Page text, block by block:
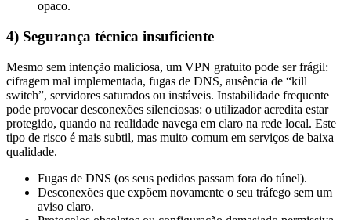
cifragem mal implementada, fugas de DNS, ausência de “kill
switch”, servidores saturados ou instáveis. Instabilidade frequente
pode provocar desconexões silenciosas: o utilizador acredita estar
protegido, quando na realidade navega em claro na rede local. Este
tipo de risco é mais subtil, mas muito comum em serviços de baixa
qualidade.
Desconexões que expõem novamente o seu tráfego sem um
aviso claro.
Protocolos obsoletos ou configuração demasiado permissiva.